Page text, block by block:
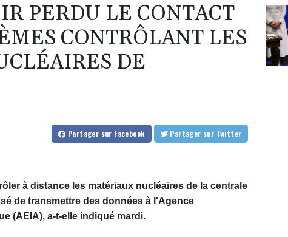
PERDU LE CONTACT
CONTRÔLANT LES
DE
Partager sur Facebook Partager sur Twitter
à distance les matériaux nucléaires de la centrale
de transmettre des données à l'Agence
(AEIA), a-t-elle indiqué mardi.